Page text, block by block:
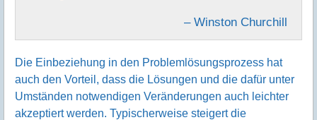
– Winston Churchill
Die Einbeziehung in den Problemlösungsprozess hat
auch den Vorteil, dass die Lösungen und die dafür unter
Umständen notwendigen Veränderungen auch leichter
akzeptiert werden. Typischerweise steigert die